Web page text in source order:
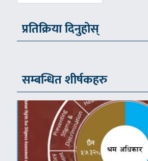
प्रतिक्रिया दिनुहोस्
सम्बन्धित शीर्षकहरु